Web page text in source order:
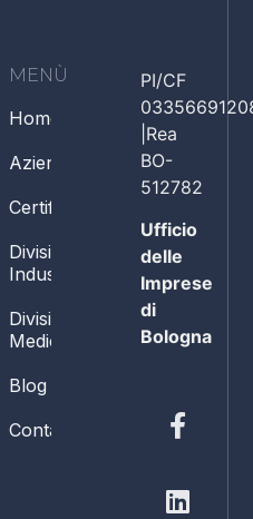
MENÙ
Home
Azienda
Certificazioni
Divisione
Industria
Divisione
Medicale
Blog
Contatti
PI/CF
|Rea
BO-
512782
Ufficio
delle
Imprese
di
Bologna